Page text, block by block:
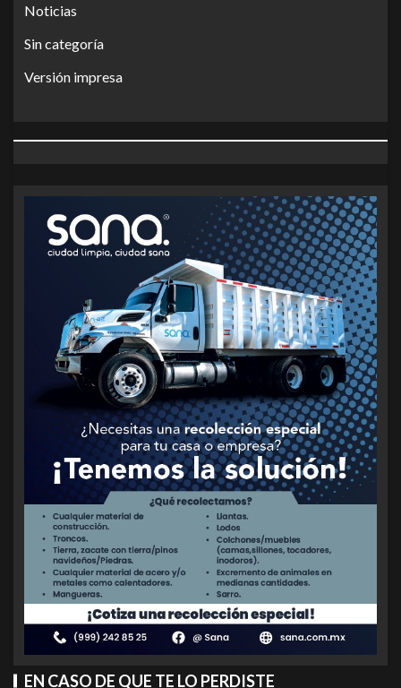
Noticias
Sin categoría
Versión impresa
EN CASO DE QUE TE LO PERDISTE